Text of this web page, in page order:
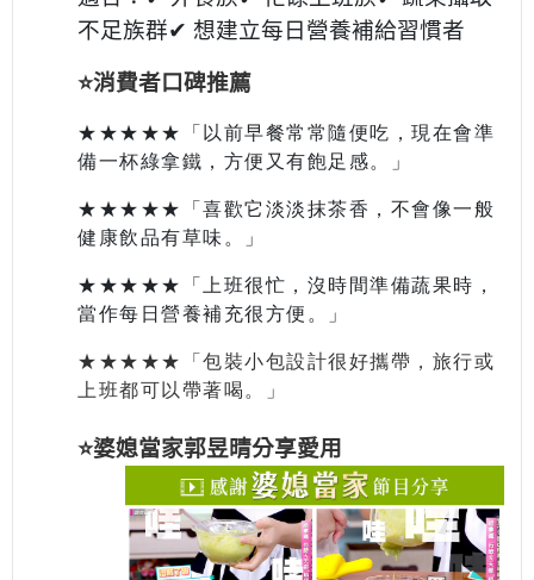
不足族群✔ 想建立每日營養補給習慣者
⭐️消費者口碑推薦
★★★★★「以前早餐常常隨便吃，現在會準
備一杯綠拿鐵，方便又有飽足感。」
★★★★★「喜歡它淡淡抹茶香，不會像一般
健康飲品有草味。」
★★★★★
「上班很忙，沒時間準備蔬果時，
當作每日營養補充很方便。」
★★★★★
「包裝小包設計很好攜帶，旅行或
上班都可以帶著喝。」
⭐️婆媳當家郭昱晴分享愛用